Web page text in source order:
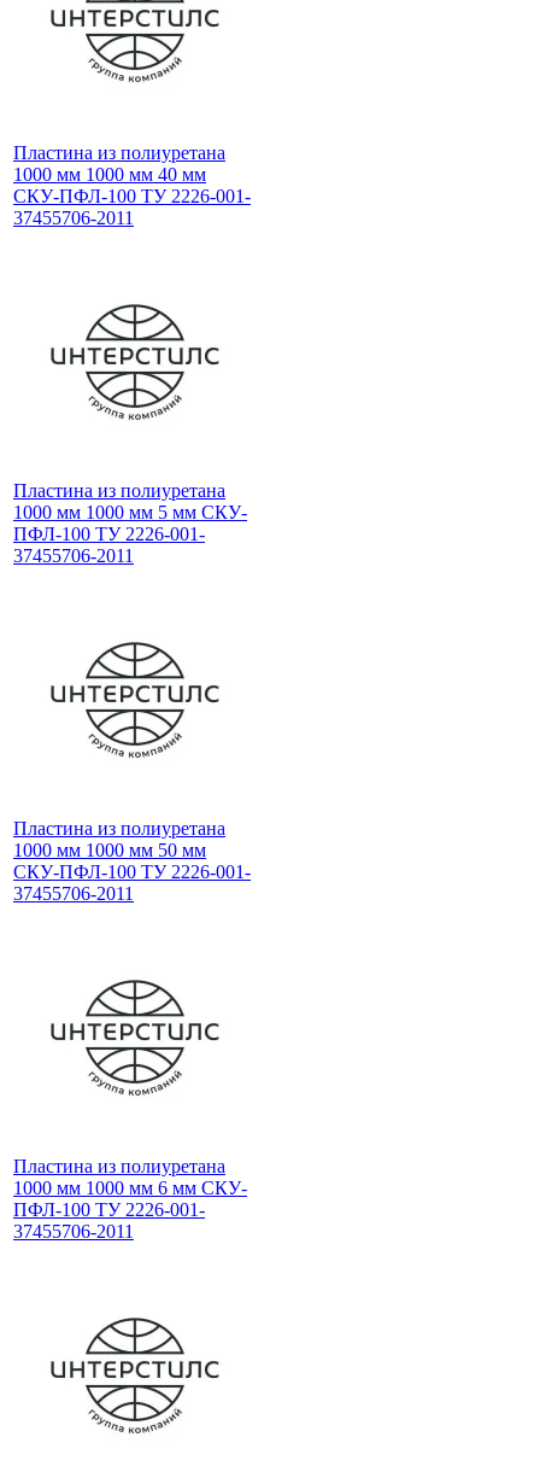
Пластина из полиуретана
1000 мм 1000 мм 40 мм
СКУ-ПФЛ-100 ТУ 2226-001-
37455706-2011
Пластина из полиуретана
1000 мм 1000 мм 5 мм СКУ-
ПФЛ-100 ТУ 2226-001-
37455706-2011
Пластина из полиуретана
1000 мм 1000 мм 50 мм
СКУ-ПФЛ-100 ТУ 2226-001-
37455706-2011
Пластина из полиуретана
1000 мм 1000 мм 6 мм СКУ-
ПФЛ-100 ТУ 2226-001-
37455706-2011